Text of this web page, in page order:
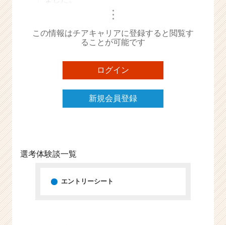
h
e
r
・・・
この情報はチアキャリアに登録すると閲覧す
ることが可能です
ログイン
新規会員登録
選考体験談一覧
エントリーシート